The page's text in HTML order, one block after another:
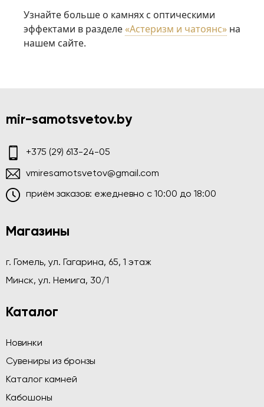
Узнайте больше о камнях с оптическими
эффектами в разделе«Астеризм и чатоянс» на
нашем сайте.
mir-samotsvetov.by
+375 (29) 613-24-05
vmiresamotsvetov@gmail.com
приём заказов: ежедневно c 10:00 до 18:00
Магазины
г. Гомель, ул. Гагарина, 65, 1 этаж
Минск, ул. Немига, 30/1
Каталог
Новинки
Сувениры из бронзы
Каталог камней
Кабошоны